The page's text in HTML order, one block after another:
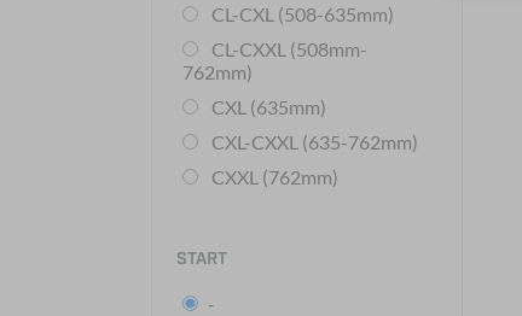
CL-CXL (508-635mm)
CL-CXXL (508mm-
762mm)
CXL (635mm)
CXL-CXXL (635-762mm)
CXXL (762mm)
START
-